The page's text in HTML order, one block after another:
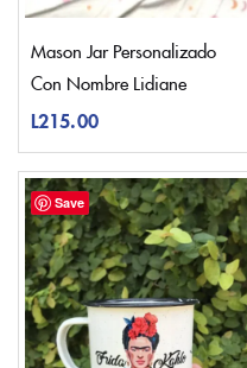
Mason Jar Personalizado
Con Nombre Lidiane
L215.00
Save